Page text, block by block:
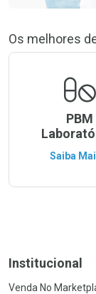
Os melhores
PBM
Saiba
Institucional
Venda No